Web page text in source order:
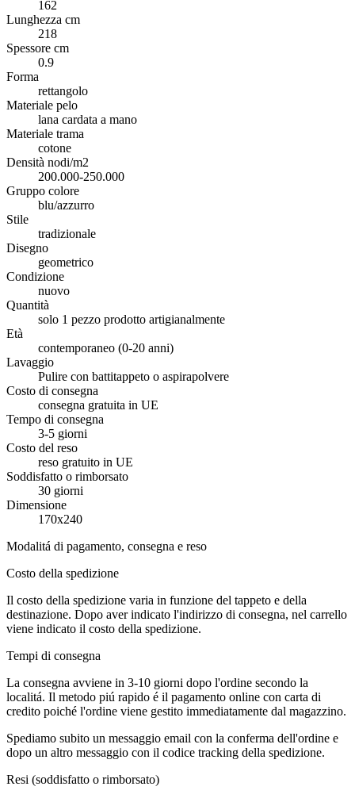
162
Lunghezza cm
218
Spessore cm
0.9
Forma
rettangolo
Materiale pelo
lana cardata a mano
Materiale trama
cotone
Densità nodi/m2
200.000-250.000
Gruppo colore
blu/azzurro
Stile
tradizionale
Disegno
geometrico
Condizione
nuovo
Quantità
solo 1 pezzo prodotto artigianalmente
Età
contemporaneo (0-20 anni)
Lavaggio
Pulire con battitappeto o aspirapolvere
Costo di consegna
consegna gratuita in UE
Tempo di consegna
3-5 giorni
Costo del reso
reso gratuito in UE
Soddisfatto o rimborsato
30 giorni
Dimensione
170x240
Modalitá di pagamento, consegna e reso
Costo della spedizione
Il costo della spedizione varia in funzione del tappeto e della
destinazione. Dopo aver indicato l'indirizzo di consegna, nel carrello
viene indicato il costo della spedizione.
Tempi di consegna
La consegna avviene in 3-10 giorni dopo l'ordine secondo la
localitá. Il metodo piú rapido é il pagamento online con carta di
credito poiché l'ordine viene gestito immediatamente dal magazzino.
Spediamo subito un messaggio email con la conferma dell'ordine e
dopo un altro messaggio con il codice tracking della spedizione.
Resi (soddisfatto o rimborsato)